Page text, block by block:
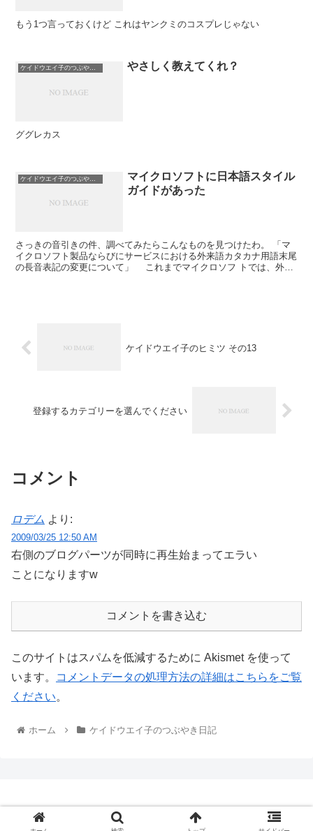
もう1つ言っておくけど これはヤンクミのコスプレじゃない
ケイドウエイ子のつぶやき日記 やさしく教えてくれ？
ググレカス
ケイドウエイ子のつぶやき日記
マイクロソフトに日本語スタイル
ガイドがあった
さっきの音引きの件、調べてみたらこんなものを見つけたわ。 「マ
イクロソフト製品ならびにサービスにおける外来語カタカナ用語末尾
の長音表記の変更について」 これまでマイクロソフ トでは、外来
ケイドウエイ子のヒミツ その13
登録するカテゴリーを選んでください
コメント
ロデム より:
2009/03/25 12:50 AM
右側のブログパーツが同時に再生始まってエラい
ことになりますw
コメントを書き込む
このサイトはスパムを低減するために Akismet を使って
います。
コメントデータの処理方法の詳細はこちらをご覧
ください。
ホーム ケイドウエイ子のつぶやき日記
Copyright © 2009-2026 K-DO! All Rights Reserved.